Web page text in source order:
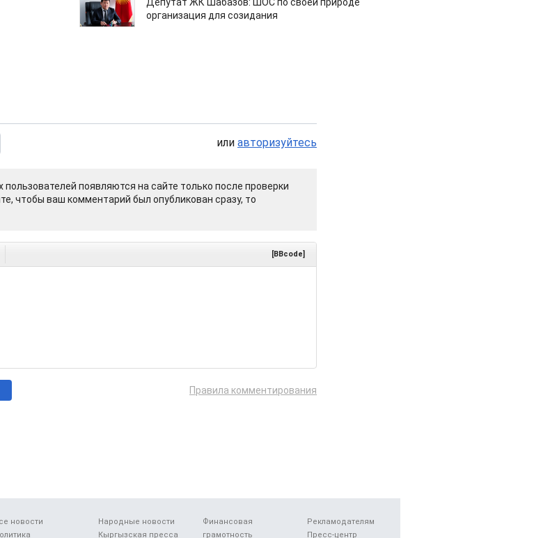
организация для созидания
или авторизуйтесь
появляются на сайте только после проверки
чтобы ваш комментарий был опубликован сразу, то
[BBcode]
Правила комментирования
новости
Народные новости
Кыргызская пресса
Финансовая
грамотность
Рекламодателям
Пресс-центр